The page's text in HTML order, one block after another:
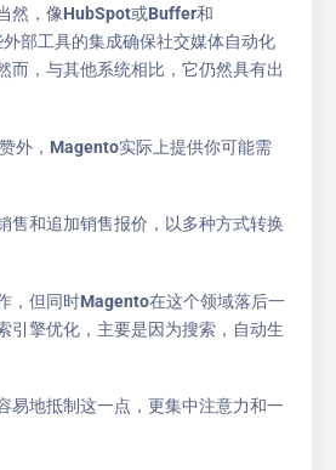
然，像HubSpot或Buffer和
部工具的集成确保社交媒体自动化
而，与其他系统相比，它仍然具有出
外，Magento实际上提供你可能需
售和追加销售报价，以多种方式转换
，但同时Magento在这个领域落后一
引擎优化，主要是因为搜索，自动生
易地抵制这一点，更集中注意力和一